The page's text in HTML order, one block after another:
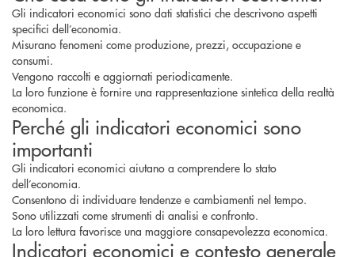
Gli indicatori economici sono dati statistici che descrivono aspetti
specifici dell’economia.
Misurano fenomeni come produzione, prezzi, occupazione e
consumi.
Vengono raccolti e aggiornati periodicamente.
La loro funzione è fornire una rappresentazione sintetica della realtà
economica.
Perché gli indicatori economici sono
importanti
Gli indicatori economici aiutano a comprendere lo stato
dell’economia.
Consentono di individuare tendenze e cambiamenti nel tempo.
Sono utilizzati come strumenti di analisi e confronto.
La loro lettura favorisce una maggiore consapevolezza economica.
Indicatori economici e contesto generale